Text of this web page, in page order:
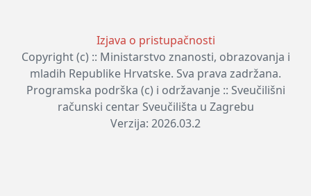
Izjava o pristupačnosti
Copyright (c) :: Ministarstvo znanosti, obrazovanja i
mladih Republike Hrvatske. Sva prava zadržana.
Programska podrška (c) i održavanje :: Sveučilišni
računski centar Sveučilišta u Zagrebu
Verzija: 2026.03.2